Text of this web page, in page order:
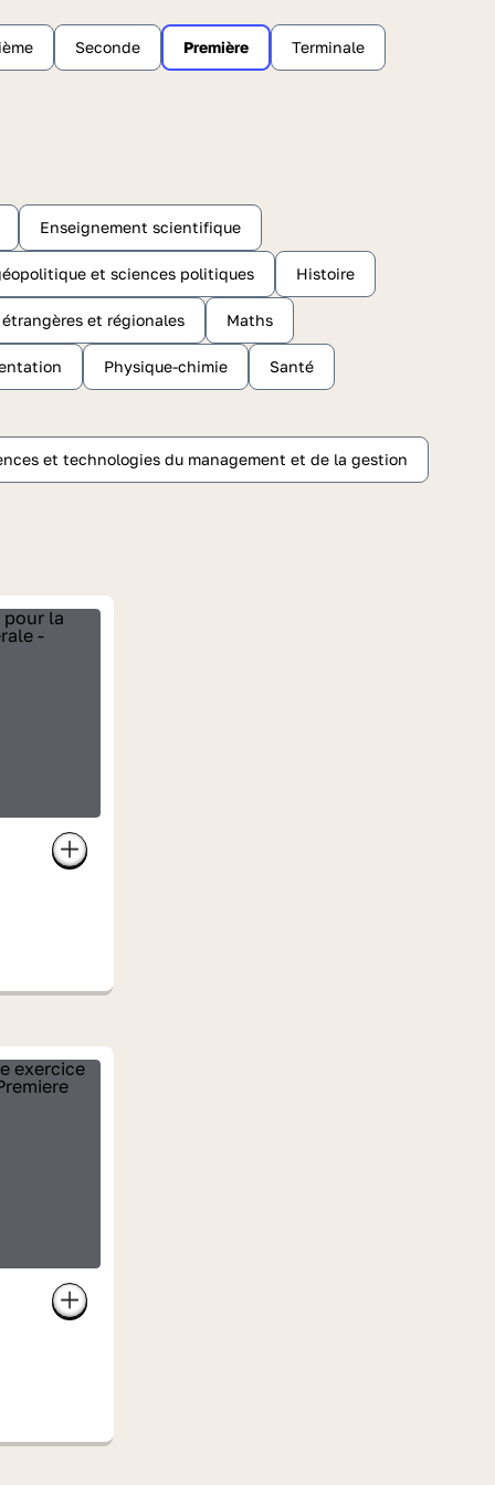
Seconde Première Terminale
Enseignement scientifique
et sciences politiques Histoire
et régionales Maths
Physique-chimie Santé
et technologies du management et de la gestion